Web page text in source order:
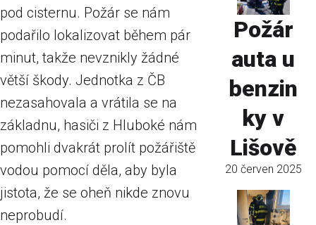
pod cisternu. Požár se nám
podařilo lokalizovat během pár
minut, takže nevznikly žádné
větší škody. Jednotka z ČB
nezasahovala a vrátila se na
základnu, hasiči z Hluboké nám
pomohli dvakrát prolít požářiště
vodou pomocí děla, aby byla
jistota, že se oheň nikde znovu
neprobudí.
Požár
auta u
benzin
ky v
Lišově
20 červen 2025